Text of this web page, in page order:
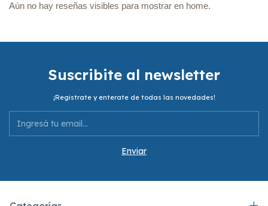
Aún no hay reseñas visibles para mostrar en home.
Suscribite al newsletter
¡Registrate y enterate de todas las novedades!